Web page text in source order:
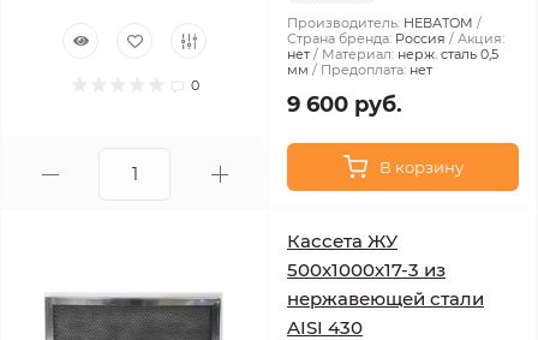
0
Производитель: НЕВАТОМ
Страна бренда: Россия
Акция:
нет
Материал: нерж. сталь 0,5
мм
Предоплата: нет
9 600 руб.
В корзину
Кассета ЖУ
500х1000х17-3 из
нержавеющей стали
AISI 430